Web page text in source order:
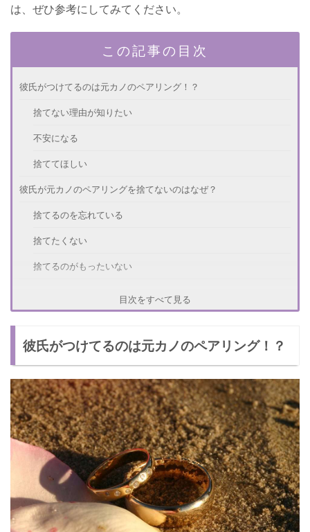
は、ぜひ参考にしてみてください。
この記事の目次
彼氏がつけてるのは元カノのペアリング！？
捨てない理由が知りたい
不安になる
捨ててほしい
彼氏が元カノのペアリングを捨てないのはなぜ？
捨てるのを忘れている
捨てたくない
捨てるのがもったいない
あなたの気持ちを伝える
彼氏の部屋を掃除する
こっそり捨てる
勝手に捨てたいくらいありえない！
目次をすべて見る
彼氏がつけてるのは元カノのペアリング！？